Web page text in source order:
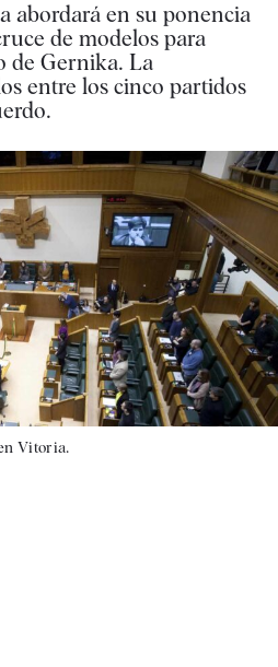
abordará en su ponencia
de modelos para
de Gernika. La
entre los cinco partidos
Vitoria.